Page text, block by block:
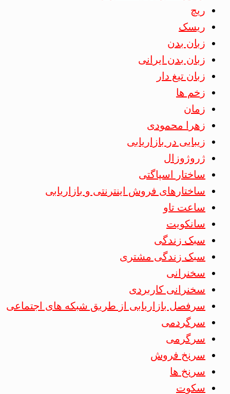
ریچ
ریسک
زبان بدن
زبان بدن ایرانی
زبان تیغ دار
زخم ها
زمان
زهرا محمودی
زیبایی در بازاریابی
ژروژوزال
ساختار اسپاگتی
ساختارهای فروش اینترنتی و بازاریابی
ساعت تاو
سانکویت
سبک زندگی
سبک زندگی مشتری
سخنرانی
سخنرانی کاربردی
سرفصل بازاریابی از طریق شبکه های اجتماعی
سرگردمی
سرگرمی
سرنخ فروش
سرنخ ها
سکوت